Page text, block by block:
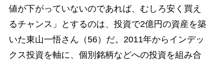
値が下がっていないのであれば、むしろ安く買え
るチャンス」とするのは、投資で2億円の資産を築
いた東山一悟さん（56）だ。2011年からインデッ
クス投資を軸に、個別銘柄などへの投資を組み合